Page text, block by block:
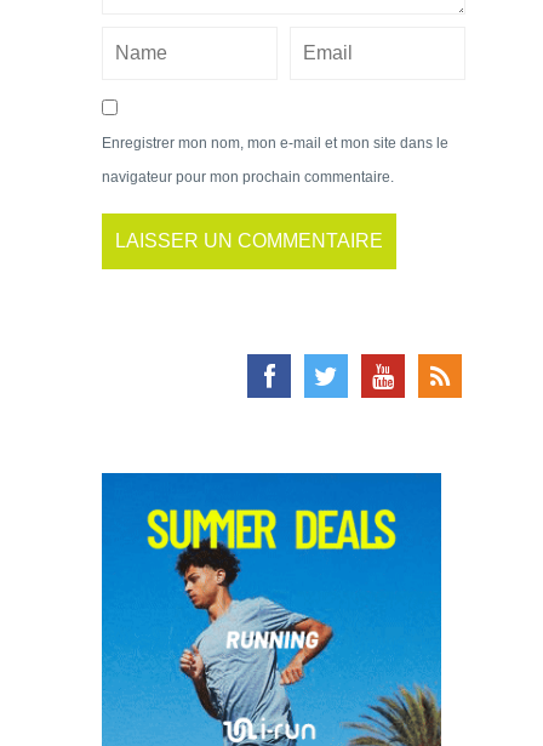
Enregistrer mon nom, mon e-mail et mon site dans le
navigateur pour mon prochain commentaire.